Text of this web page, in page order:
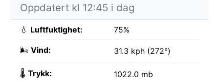
Oppdatert kl 12:45 i dag
💧 Luftfuktighet: 75%
🌬️ Vind: 31.3 kph (272°)
🌡️ Trykk: 1022.0 mb